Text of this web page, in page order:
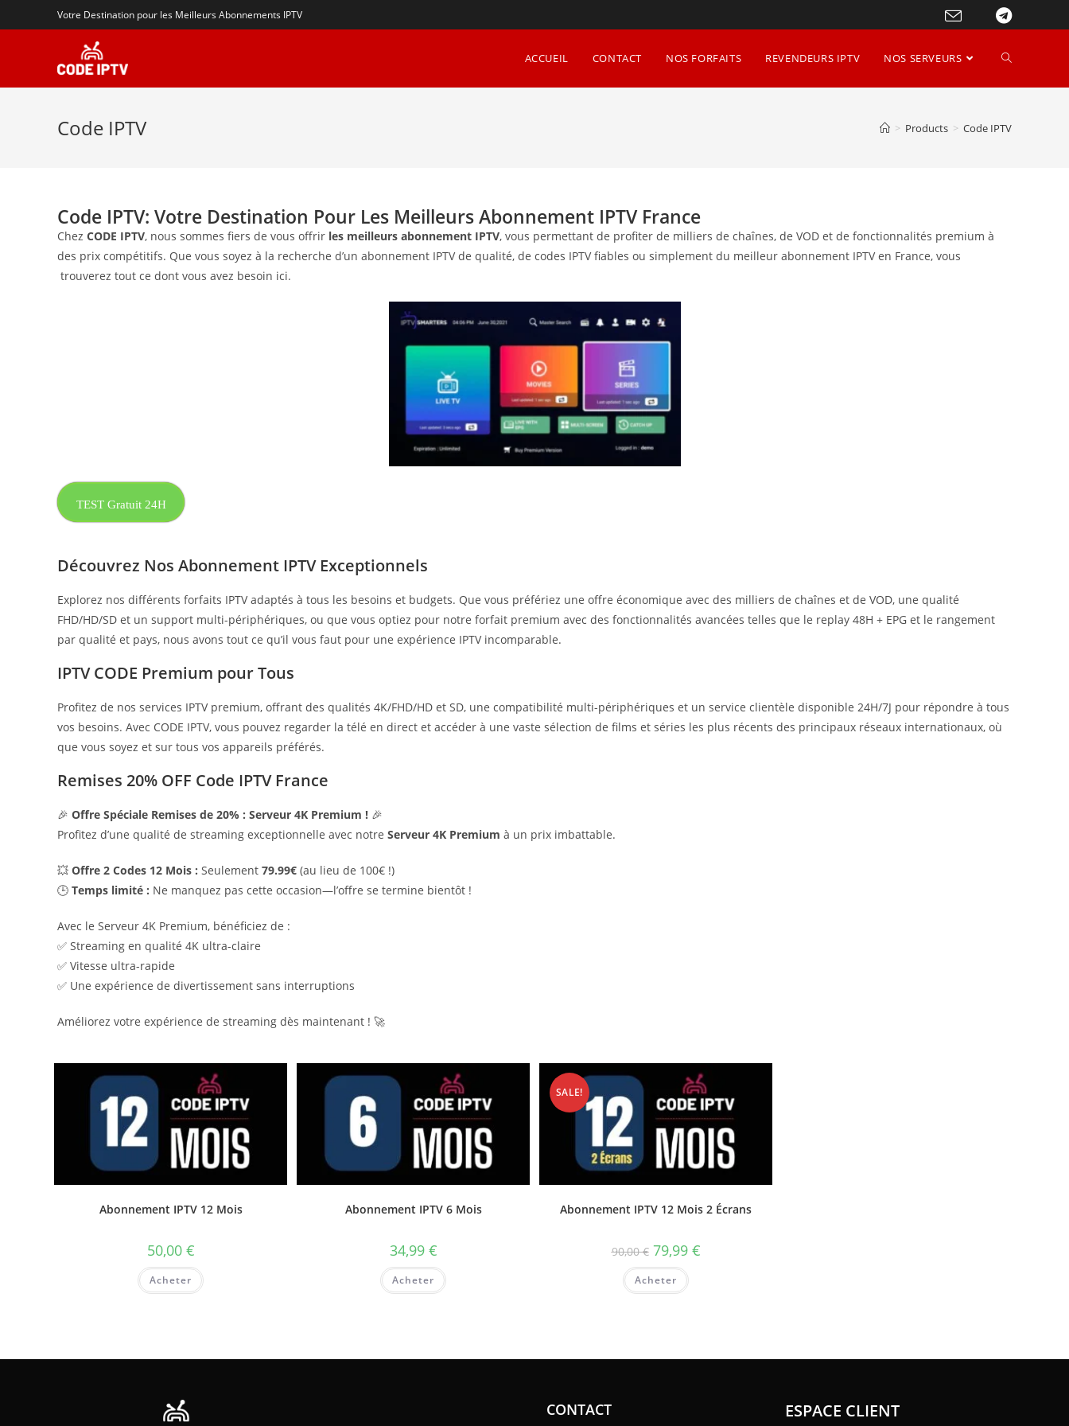
Votre Destination pour les Meilleurs Abonnements IPTV
ACCUEIL CONTACT NOS FORFAITS REVENDEURS IPTV NOS SERVEURS
Code IPTV > Products > Code IPTV
Code IPTV: Votre Destination Pour Les Meilleurs Abonnement IPTV France
Chez CODE IPTV, nous sommes fiers de vous offrir les meilleurs abonnement IPTV, vous permettant de profiter de milliers de chaînes, de VOD et de fonctionnalités premium à
des prix compétitifs. Que vous soyez à la recherche d’un abonnement IPTV de qualité, de codes IPTV fiables ou simplement du meilleur abonnement IPTV en France, vous
trouverez tout ce dont vous avez besoin ici.
TEST Gratuit 24H
Découvrez Nos Abonnement IPTV Exceptionnels
Explorez nos différents forfaits IPTV adaptés à tous les besoins et budgets. Que vous préfériez une offre économique avec des milliers de chaînes et de VOD, une qualité
FHD/HD/SD et un support multi-périphériques, ou que vous optiez pour notre forfait premium avec des fonctionnalités avancées telles que le replay 48H + EPG et le rangement
par qualité et pays, nous avons tout ce qu’il vous faut pour une expérience IPTV incomparable.
IPTV CODE Premium pour Tous
Profitez de nos services IPTV premium, offrant des qualités 4K/FHD/HD et SD, une compatibilité multi-périphériques et un service clientèle disponible 24H/7J pour répondre à tous
vos besoins. Avec CODE IPTV, vous pouvez regarder la télé en direct et accéder à une vaste sélection de films et séries les plus récents des principaux réseaux internationaux, où
que vous soyez et sur tous vos appareils préférés.
Remises 20% OFF Code IPTV France
🎉 Offre Spéciale Remises de 20% : Serveur 4K Premium ! 🎉
Profitez d’une qualité de streaming exceptionnelle avec notre Serveur 4K Premium à un prix imbattable.
💥 Offre 2 Codes 12 Mois : Seulement 79.99€ (au lieu de 100€ !)
🕒 Temps limité : Ne manquez pas cette occasion—l’offre se termine bientôt !
Avec le Serveur 4K Premium, bénéficiez de :
✅ Streaming en qualité 4K ultra-claire
✅ Vitesse ultra-rapide
✅ Une expérience de divertissement sans interruptions
Améliorez votre expérience de streaming dès maintenant ! 🚀
Abonnement IPTV 12 Mois
50,00 €
Acheter
Abonnement IPTV 6 Mois
34,99 €
Acheter
SALE!
Abonnement IPTV 12 Mois 2 Écrans
90,00€ 79,99 €
Acheter
CONTACT ESPACE CLIENT